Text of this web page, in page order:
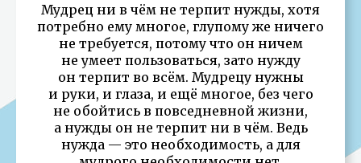
Мудрец ни в чём не терпит нужды, хотя
потребно ему многое, глупому же ничего
не требуется, потому что он ничем
не умеет пользоваться, зато нужду
он терпит во всём. Мудрецу нужны
и руки, и глаза, и ещё многое, без чего
не обойтись в повседневной жизни,
а нужды он не терпит ни в чём. Ведь
нужда — это необходимость, а для